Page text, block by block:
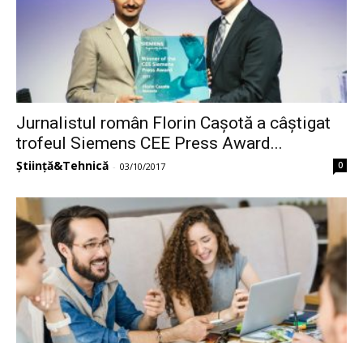
Jurnalistul român Florin Cașotă a câștigat
trofeul Siemens CEE Press Award...
Știință&Tehnică - 03/10/2017 0